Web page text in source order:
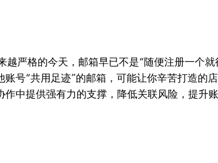
严格的今天，邮箱早已不是“随便注册一个
号“共用足迹”的邮箱，可能让你辛苦打造的
中提供强有力的支撑，降低关联风险，提升账